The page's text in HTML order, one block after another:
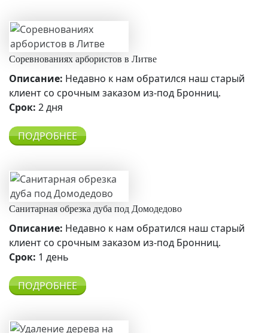
Соревнованиях арбористов в Литве
Описание: Недавно к нам обратился наш старый
клиент со срочным заказом из-под Бронниц.
Срок: 2 дня
ПОДРОБНЕЕ
Санитарная обрезка дуба под Домодедово
Описание: Недавно к нам обратился наш старый
клиент со срочным заказом из-под Бронниц.
Срок: 1 день
ПОДРОБНЕЕ